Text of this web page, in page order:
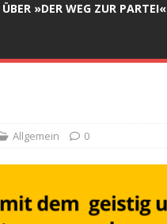
ÜBER »DER WEG ZUR PARTEI«
Allgemein 0